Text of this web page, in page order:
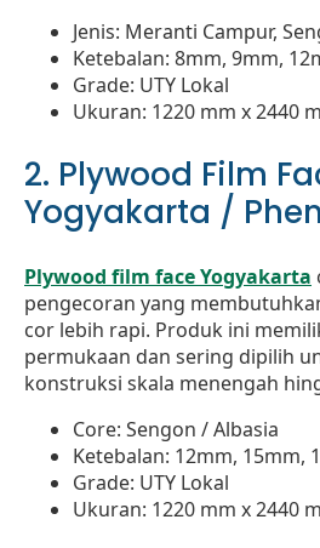
Jenis: Meranti Campur,
Ketebalan: 8mm, 9mm,
Grade: UTY Lokal
Ukuran: 1220 mm x 2440
2. Plywood Film
Yogyakarta /
Plywood film face Yogyakarta
pengecoran yang
cor lebih rapi. Produk ini
permukaan dan sering dipilih
konstruksi skala menengah
Core: Sengon / Albasia
Ketebalan: 12mm, 15mm,
Grade: UTY Lokal
Ukuran: 1220 mm x 2440